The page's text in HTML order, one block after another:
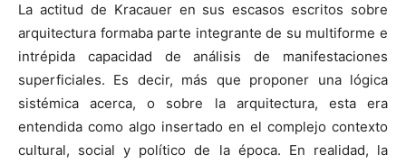
La actitud de Kracauer en sus escasos escritos sobre
arquitectura formaba parte integrante de su multiforme e
intrépida capacidad de análisis de manifestaciones
superficiales. Es decir, más que proponer una lógica
sistémica acerca, o sobre la arquitectura, esta era
entendida como algo insertado en el complejo contexto
cultural, social y político de la época. En realidad, la